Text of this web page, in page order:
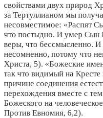
свойствами двух природ
за Тертуллианом мы
несовместимое: «Распят
что постыдно. И умер Сын
веры, что бессмысленно.
несомненно, потому что
Христа, 5). «Божеские
так что видимый на
причине соединения
перехождения вместе с
Божеского на
Против Евномия, 6,2).